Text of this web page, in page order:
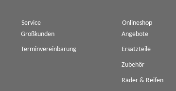
Service
Großkunden
Terminvereinbarung
Onlineshop
Angebote
Ersatzteile
Zubehör
Räder & Reifen